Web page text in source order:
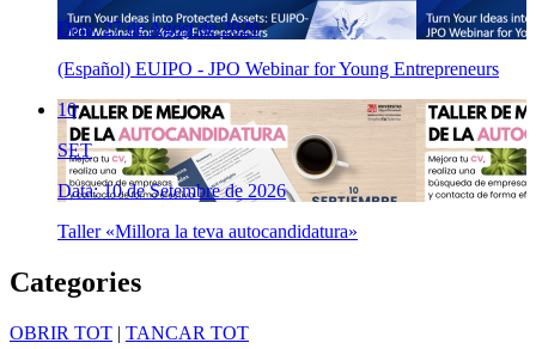
Data: 27 de Agost de 2026
(Español) EUIPO - JPO Webinar for Young Entrepreneurs
10
SET
Data: 10 de Setembre de 2026
Taller «Millora la teva autocandidatura»
Categories
OBRIR TOT | TANCAR TOT